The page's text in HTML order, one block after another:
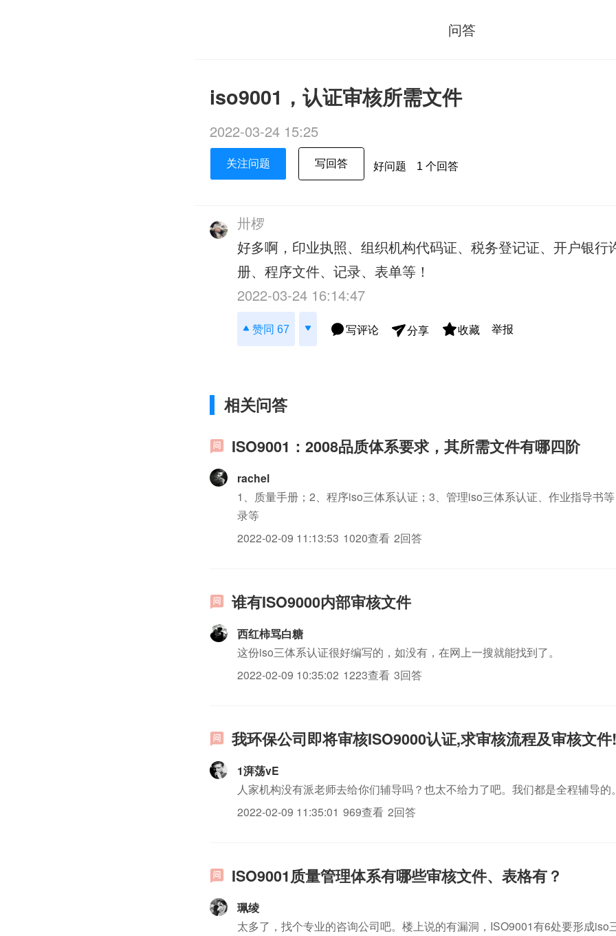
问答
iso9001，认证审核所需文件
2022-03-24 15:25
关注问题 写回答 好问题 1 个回答
卅椤
好多啊，印业执照、组织机构代码证、税务登记证、开户银行
册、程序文件、记录、表单等！
2022-03-24 16:14:47
赞同 67 写评论 分享 收藏 举报
相关问答
ISO9001：2008品质体系要求，其所需文件有哪四阶
rachel
1、质量手册；2、程序iso三体系认证；3、管理iso三体系认证、作业指导书
录等
2022-02-09 11:13:53 1020查看 2回答
谁有ISO9000内部审核文件
西红柿骂白糖
这份iso三体系认证很好编写的，如没有，在网上一搜就能找到了。
2022-02-09 10:35:02 1223查看 3回答
我环保公司即将审核ISO9000认证,求审核流程及审核文
1湃荡vE
人家机构没有派老师去给你们辅导吗？也太不给力了吧。我们都是全程辅导的
2022-02-09 11:35:01 969查看 2回答
ISO9001质量管理体系有哪些审核文件、表格有？
珮绫
太多了，找个专业的咨询公司吧。楼上说的有漏洞，ISO9001有6处要形成iso